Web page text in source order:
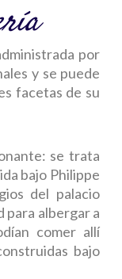
por
y se puede
facetas de su
se trata
bajo Philippe
del palacio
para albergar a
comer allí
bajo